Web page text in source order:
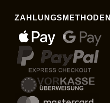
ZAHLUNGSMETHODEN